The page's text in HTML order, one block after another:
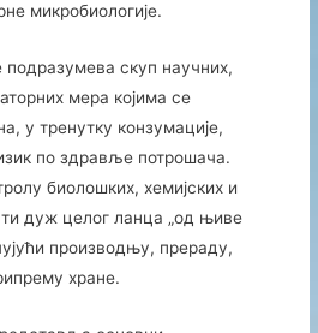
микробиологије.
подразумева скуп научних,
мера којима се
у тренутку конзумације,
по здравље потрошача.
биолошких, хемијских и
дуж целог ланца „од њиве
производњу, прераду,
хране.